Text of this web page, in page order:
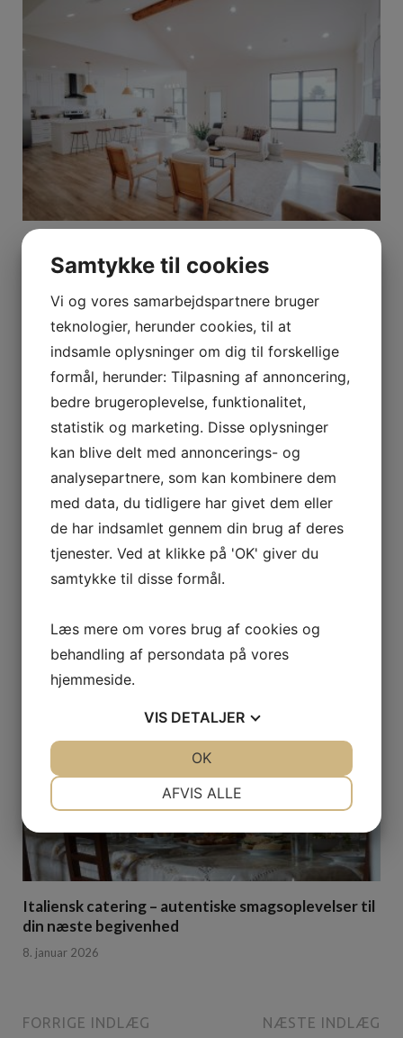
Find det rette rengøringsfirma i Svendborg til dine
behov
Sådan kan en energirådgiver hjælpe dig med at
25. marts 2026
Italiensk catering – autentiske smagsoplevelser til
din næste begivenhed
8. januar 2026
FORRIGE INDLÆG NÆSTE INDLÆG
Samtykke til cookies
Vi og vores samarbejdspartnere bruger
teknologier, herunder cookies, til at
indsamle oplysninger om dig til forskellige
formål, herunder: Tilpasning af annoncering,
bedre brugeroplevelse, funktionalitet,
statistik og marketing. Disse oplysninger
kan blive delt med annoncerings- og
analysepartnere, som kan kombinere dem
med data, du tidligere har givet dem eller
de har indsamlet gennem din brug af deres
tjenester. Ved at klikke på 'OK' giver du
samtykke til disse formål.
Læs mere om vores brug af cookies og
behandling af persondata på vores
hjemmeside.
VIS DETALJER
MARKETING STATISTIK
AFVIS ALLE
OK